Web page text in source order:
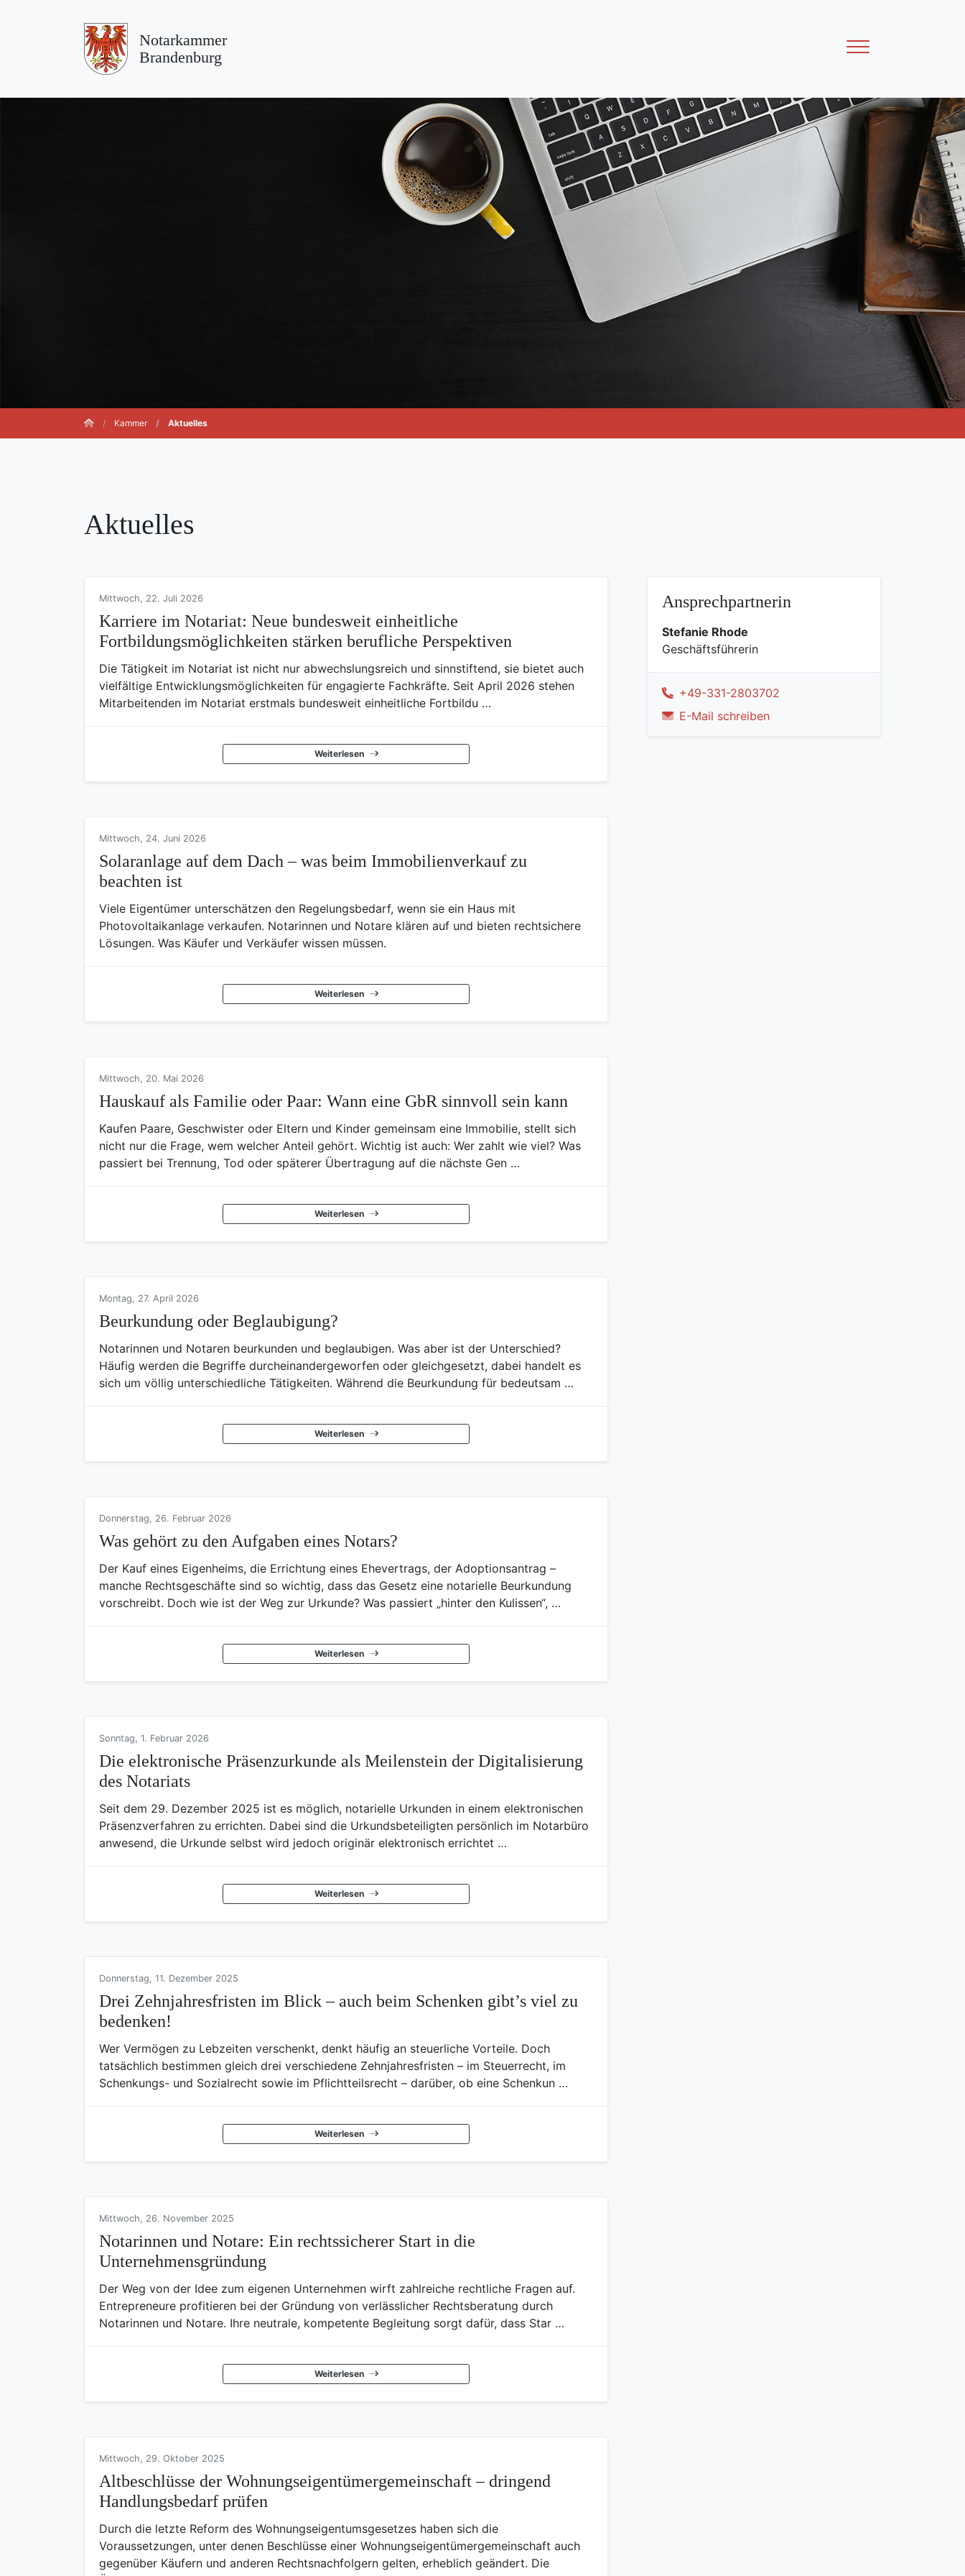
Notarkammer
Brandenburg
Kammer Aktuelles
Aktuelles
Mittwoch, 22. Juli 2026
Karriere im Notariat: Neue bundesweit einheitliche
Fortbildungsmöglichkeiten stärken berufliche Perspektiven
Die Tätigkeit im Notariat ist nicht nur abwechslungsreich und sinnstiftend, sie bietet auch
vielfältige Entwicklungsmöglichkeiten für engagierte Fachkräfte. Seit April 2026 stehen
Mitarbeitenden im Notariat erstmals bundesweit einheitliche Fortbildu …
Weiterlesen
Mittwoch, 24. Juni 2026
Solaranlage auf dem Dach – was beim Immobilienverkauf zu
beachten ist
Viele Eigentümer unterschätzen den Regelungsbedarf, wenn sie ein Haus mit
Photovoltaikanlage verkaufen. Notarinnen und Notare klären auf und bieten rechtsichere
Lösungen. Was Käufer und Verkäufer wissen müssen.
Weiterlesen
Mittwoch, 20. Mai 2026
Hauskauf als Familie oder Paar: Wann eine GbR sinnvoll sein kann
Kaufen Paare, Geschwister oder Eltern und Kinder gemeinsam eine Immobilie, stellt sich
nicht nur die Frage, wem welcher Anteil gehört. Wichtig ist auch: Wer zahlt wie viel? Was
passiert bei Trennung, Tod oder späterer Übertragung auf die nächste Gen …
Weiterlesen
Montag, 27. April 2026
Beurkundung oder Beglaubigung?
Notarinnen und Notaren beurkunden und beglaubigen. Was aber ist der Unterschied?
Häufig werden die Begriffe durcheinandergeworfen oder gleichgesetzt, dabei handelt es
sich um völlig unterschiedliche Tätigkeiten. Während die Beurkundung für bedeutsam …
Weiterlesen
Donnerstag, 26. Februar 2026
Was gehört zu den Aufgaben eines Notars?
Der Kauf eines Eigenheims, die Errichtung eines Ehevertrags, der Adoptionsantrag –
manche Rechtsgeschäfte sind so wichtig, dass das Gesetz eine notarielle Beurkundung
vorschreibt. Doch wie ist der Weg zur Urkunde? Was passiert „hinter den Kulissen“, …
Weiterlesen
Sonntag, 1. Februar 2026
Die elektronische Präsenzurkunde als Meilenstein der Digitalisierung
des Notariats
Seit dem 29. Dezember 2025 ist es möglich, notarielle Urkunden in einem elektronischen
Präsenzverfahren zu errichten. Dabei sind die Urkundsbeteiligten persönlich im Notarbüro
anwesend, die Urkunde selbst wird jedoch originär elektronisch errichtet …
Weiterlesen
Donnerstag, 11. Dezember 2025
Drei Zehnjahresfristen im Blick – auch beim Schenken gibt’s viel zu
bedenken!
Wer Vermögen zu Lebzeiten verschenkt, denkt häufig an steuerliche Vorteile. Doch
tatsächlich bestimmen gleich drei verschiedene Zehnjahresfristen – im Steuerrecht, im
Schenkungs- und Sozialrecht sowie im Pflichtteilsrecht – darüber, ob eine Schenkun …
Weiterlesen
Mittwoch, 26. November 2025
Notarinnen und Notare: Ein rechtssicherer Start in die
Unternehmensgründung
Der Weg von der Idee zum eigenen Unternehmen wirft zahlreiche rechtliche Fragen auf.
Entrepreneure profitieren bei der Gründung von verlässlicher Rechtsberatung durch
Notarinnen und Notare. Ihre neutrale, kompetente Begleitung sorgt dafür, dass Star …
Weiterlesen
Mittwoch, 29. Oktober 2025
Altbeschlüsse der Wohnungseigentümergemeinschaft – dringend
Handlungsbedarf prüfen
Durch die letzte Reform des Wohnungseigentumsgesetzes haben sich die
Voraussetzungen, unter denen Beschlüsse einer Wohnungseigentümergemeinschaft auch
gegenüber Käufern und anderen Rechtsnachfolgern gelten, erheblich geändert. Die
Ansprechpartnerin
Stefanie Rhode
Geschäftsführerin
+49-331-2803702
E-Mail schreiben